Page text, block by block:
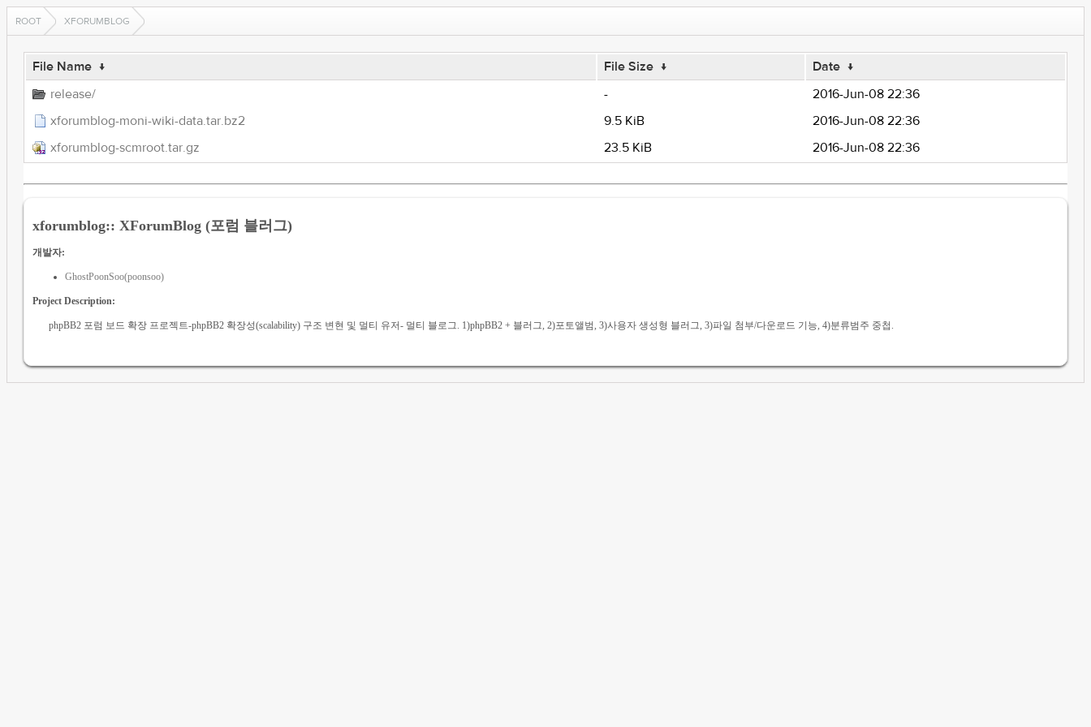
ROOT XFORUMBLOG
File Name ↓ File Size ↓ Date ↓
release/
-
2016-Jun-08 22:36
xforumblog-moni-wiki-data.tar.bz2
9.5 KiB
2016-Jun-08 22:36
xforumblog-scmroot.tar.gz
23.5 KiB 2016-Jun-08 22:36
xforumblog:: XForumBlog (포럼 블러그)
개발자:
GhostPoonSoo(poonsoo)
Project Description:
phpBB2 포럼 보드 확장 프로젝트-phpBB2 확장성(scalability) 구조 변현 및 멀티 유저- 멀티 블로그. 1)phpBB2 + 블러그, 2)포토앨범, 3)사용자 생성형 블러그, 3)파일 첨부/다운로드 기능, 4)분류범주 중첩.